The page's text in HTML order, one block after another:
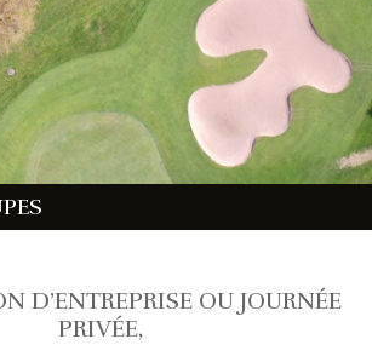
D’ENTREPRISE OU JOURNÉE
PRIVÉE,